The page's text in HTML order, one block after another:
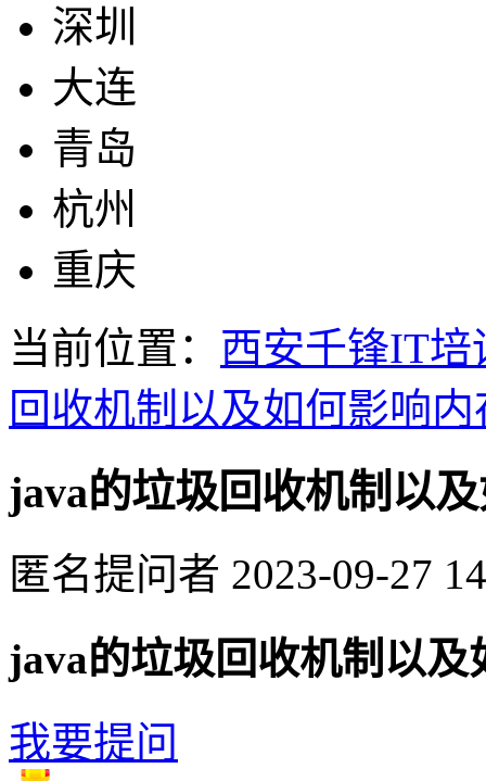
深圳
大连
青岛
杭州
重庆
当前位置： 西安千锋IT培
回收机制以及如何影响
java的垃圾回收机制以
匿名提问者 2023-09-27
java的垃圾回收机制以及
我要提问